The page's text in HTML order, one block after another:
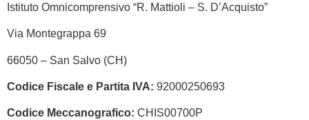
Istituto Omnicomprensivo “R. Mattioli – S. D’Acquisto”
Via Montegrappa 69
66050 – San Salvo (CH)
Codice Fiscale e Partita IVA: 92000250693
Codice Meccanografico: CHIS00700P